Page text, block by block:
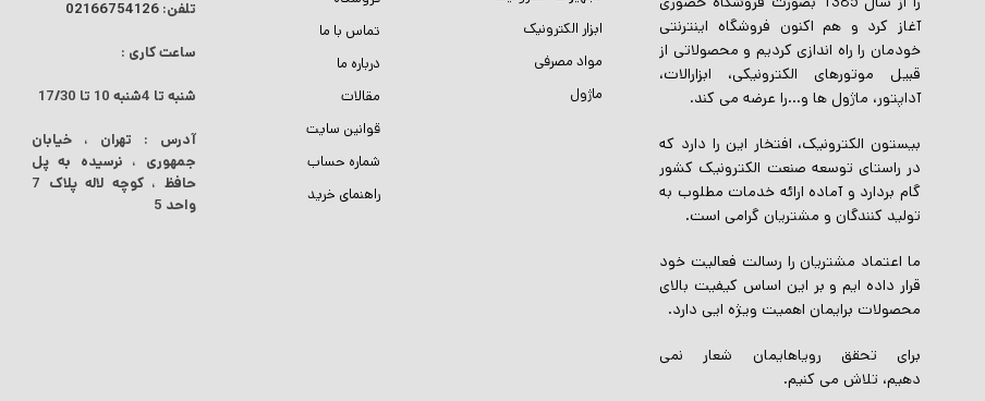
آغاز کرد و هم اکنون فروشگاه اینترنتی
خودمان را راه اندازی کردیم و محصولاتی از
قبیل موتورهای الکترونیکی، ابزارالات،
آداپتور، ماژول ها و…را عرضه می کند.
بیستون الکترونیک، افتخار این را دارد که
در راستای توسعه صنعت الکترونیک کشور
گام بردارد و آماده ارائه خدمات مطلوب به
تولید کنندگان و مشتریان گرامی است.
ما اعتماد مشتریان را رسالت فعالیت خود
قرار داده ایم و بر این اساس کیفیت بالای
محصولات برایمان اهمیت ویژه ایی دارد.
برای تحقق رویاهایمان شعار نمی
دهیم، تلاش می کنیم.
ابزار الکترونیک
مواد مصرفی
ماژول
تماس با ما
درباره ما
مقالات
قوانین سایت
شماره حساب
راهنمای خرید
تلفن:02166754126
ساعت کاری :
شنبه تا 4شنبه 10 تا 17/30
آدرس : تهران ، خیابان
جمهوری ، نرسیده به پل
حافظ ، کوچه لاله پلاک 7
واحد 5